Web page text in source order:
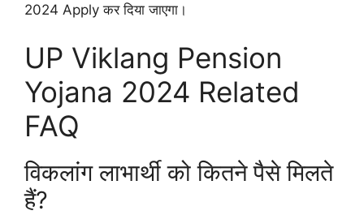
2024 Apply कर दिया जाएगा।
UP Viklang Pension
Yojana 2024 Related
FAQ
विकलांग लाभार्थी को कितने पैसे मिलते
हैं?